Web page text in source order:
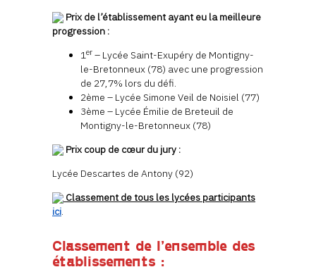
Prix de l’établissement ayant eu la meilleure
progression :
1er – Lycée Saint-Exupéry de Montigny-
le-Bretonneux (78) avec une progression
de 27,7% lors du défi.
2ème – Lycée Simone Veil de Noisiel (77)
3ème – Lycée Émilie de Breteuil de
Montigny-le-Bretonneux (78)
Prix coup de cœur du jury :
Lycée Descartes de Antony (92)
Classement de tous les lycées participants
ici.
Classement de l’ensemble des
établissements :